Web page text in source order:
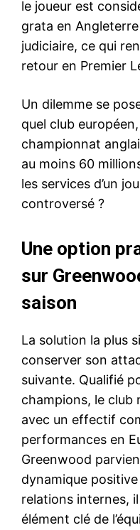
le joueur est
grata en
judiciaire, ce qui
retour en Premier
Un dilemme se
quel club
championnat
au moins 60
les services d’un
controversé ?
Une option
sur
saison
La solution la plus
conserver son
suivante. Qualifié
champions, le club
avec un effectif
performances en
Greenwood
dynamique
relations internes,
élément clé de